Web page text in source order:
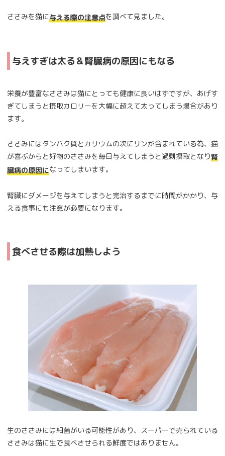
ささみを猫に与える際の注意点を調べて見ました。
与えすぎは太る＆腎臓病の原因にもなる
栄養が豊富なささみは猫にとっても健康に良いはずですが、あげす
ぎてしまうと摂取カロリーを大幅に超えて太ってしまう場合があり
ます。
ささみにはタンパク質とカリウムの次にリンが含まれている為、猫
が喜ぶからと好物のささみを毎日与えてしまうと過剰摂取となり腎
臓病の原因になってしまいます。
腎臓にダメージを与えてしまうと完治するまでに時間がかかり、与
える食事にも注意が必要になります。
食べさせる際は加熱しよう
生のささみには細菌がいる可能性があり、スーパーで売られている
ささみは猫に生で食べさせられる鮮度ではありません。